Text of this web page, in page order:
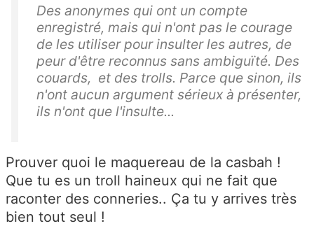
Des anonymes qui ont un compte
enregistré, mais qui n'ont pas le courage
de les utiliser pour insulter les autres, de
peur d'être reconnus sans ambiguïté. Des
couards, et des trolls. Parce que sinon, ils
n'ont aucun argument sérieux à présenter,
ils n'ont que l'insulte...
Prouver quoi le maquereau de la casbah !
Que tu es un troll haineux qui ne fait que
raconter des conneries.. Ça tu y arrives très
bien tout seul !